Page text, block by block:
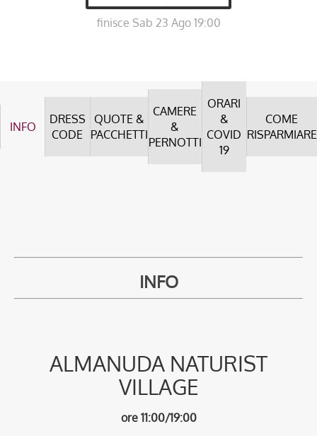
finisce Sab 23 Ago 19:00
INFO
DRESS
CODE
QUOTE &
PACCHETTI
CAMERE
&
PERNOTTI
ORARI
&
COVID
19
COME
RISPARMIARE
INFO
ALMANUDA NATURIST
VILLAGE
ore 11:00/19:00